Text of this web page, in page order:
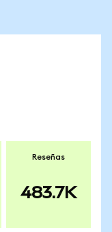
Reseñas
483.7K